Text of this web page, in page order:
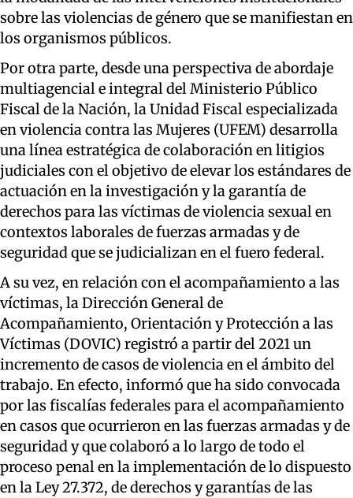
sobre las violencias de género que se manifiestan en
los organismos públicos.
Por otra parte, desde una perspectiva de abordaje
multiagencial e integral del Ministerio Público
Fiscal de la Nación, la Unidad Fiscal especializada
en violencia contra las Mujeres (UFEM) desarrolla
una línea estratégica de colaboración en litigios
judiciales con el objetivo de elevar los estándares de
actuación en la investigación y la garantía de
derechos para las víctimas de violencia sexual en
contextos laborales de fuerzas armadas y de
seguridad que se judicializan en el fuero federal.
A su vez, en relación con el acompañamiento a las
víctimas, la Dirección General de
Acompañamiento, Orientación y Protección a las
Víctimas (DOVIC) registró a partir del 2021 un
incremento de casos de violencia en el ámbito del
trabajo. En efecto, informó que ha sido convocada
por las fiscalías federales para el acompañamiento
en casos que ocurrieron en las fuerzas armadas y de
seguridad y que colaboró a lo largo de todo el
proceso penal en la implementación de lo dispuesto
en la Ley 27.372, de derechos y garantías de las